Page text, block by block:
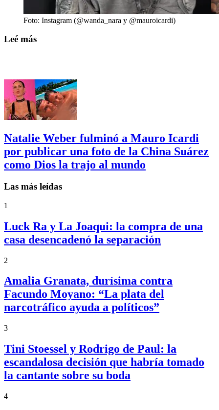
Foto: Instagram (@wanda_nara y @mauroicardi)
Leé más
Natalie Weber fulminó a Mauro Icardi
por publicar una foto de la China Suárez
como Dios la trajo al mundo
Las más leídas
1
Luck Ra y La Joaqui: la compra de una
casa desencadenó la separación
2
Amalia Granata, durísima contra
Facundo Moyano: “La plata del
narcotráfico ayuda a políticos”
3
Tini Stoessel y Rodrigo de Paul: la
escandalosa decisión que habría tomado
la cantante sobre su boda
4